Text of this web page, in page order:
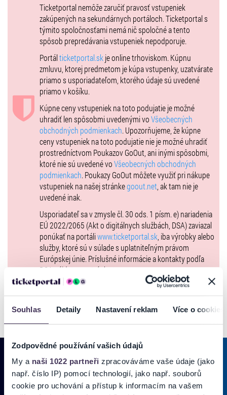
Souhlas Detaily Nastavení reklam Více o cookies
Zodpovědné používání vašich údajů
My a naši 1022 partneři zpracováváme vaše údaje (jako
např. číslo IP) pomocí technologií, jako např. souborů
cookie pro uchování a přístup k informacím na vašem
Ticketportal nemôže zaručiť pravosť vstupeniek
zakúpených na sekundárnych portáloch. Ticketportal s
týmito spoločnosťami nemá nič spoločné a tento
spôsob prepredávania vstupeniek nepodporuje.
Portálticketportal.sk je online trhoviskom. Kúpnu
zmluvu, ktorej predmetom je kúpa vstupenky, uzatvárate
priamo s usporiadateľom, ktorého údaje sú uvedené
priamo v košíku.
Kúpne ceny vstupeniek na toto podujatie je možné
uhradiť len spôsobmi uvedenými voVšeobecných
obchodných podmienkach. Upozorňujeme, že kúpne
ceny vstupeniek na toto podujatie nie je možné uhradiť
prostredníctvom Poukazov GoOut, ani inými spôsobmi,
ktoré nie sú uvedené voVšeobecných obchodných
podmienkach. Poukazy GoOut môžete využiť pri nákupe
vstupeniek na našej stránkegoout.net , ak tam nie je
uvedené inak.
Usporiadateľ sa v zmysle čl. 30 ods. 1 písm. e) nariadenia
EÚ 2022/2065 (Akt o digitálnych službách, DSA) zaviazal
ponúkať na portáliwww.ticketportal.sk , iba výrobky alebo
služby, ktoré sú v súlade s uplatniteľným právom
Európskej únie. Príslušné informácie a kontakty podľa
DSA nájdete na stránketu.
PRIHLÁSIŤ SA KODBERU NOVINIEK